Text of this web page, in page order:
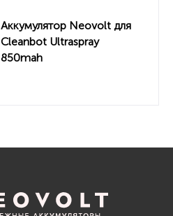
Аккумулятор Neovolt для
Cleanbot Ultraspray
850mah